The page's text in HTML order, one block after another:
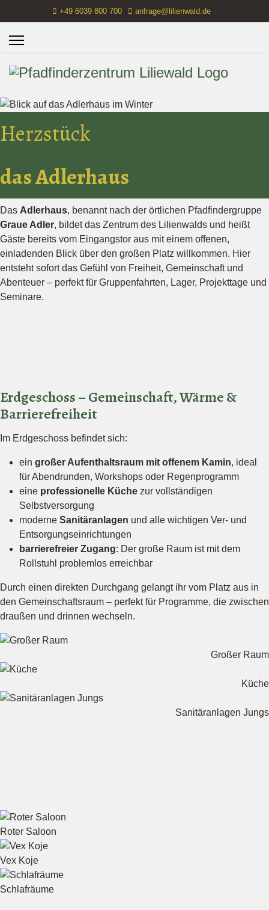
+49 6039 800 700 anfrage@lilienwald.de
Herzstück
das Adlerhaus
Das Adlerhaus, benannt nach der örtlichen Pfadfindergruppe
Graue Adler, bildet das Zentrum des Lilienwalds und heißt
Gäste bereits vom Eingangstor aus mit einem offenen,
einladenden Blick über den großen Platz willkommen. Hier
entsteht sofort das Gefühl von Freiheit, Gemeinschaft und
Abenteuer – perfekt für Gruppenfahrten, Lager, Projekttage und
Seminare.
Erdgeschoss – Gemeinschaft, Wärme &
Barrierefreiheit
Im Erdgeschoss befindet sich:
ein großer Aufenthaltsraum mit offenem Kamin, ideal
für Abendrunden, Workshops oder Regenprogramm
eine professionelle Küche zur vollständigen
Selbstversorgung
moderne Sanitäranlagen und alle wichtigen Ver- und
Entsorgungseinrichtungen
barrierefreier Zugang: Der große Raum ist mit dem
Rollstuhl problemlos erreichbar
Durch einen direkten Durchgang gelangt ihr vom Platz aus in
den Gemeinschaftsraum – perfekt für Programme, die zwischen
draußen und drinnen wechseln.
Großer Raum
Küche
Sanitäranlagen Jungs
Roter Saloon
Vex Koje
Schlafräume